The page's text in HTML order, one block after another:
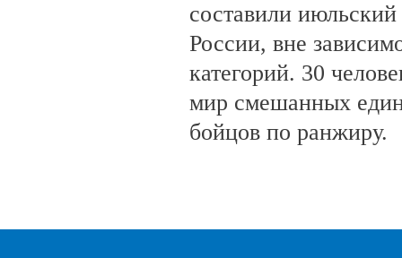
составили
России, вне
категорий. 30
мир смешанных
бойцов по ранжиру.